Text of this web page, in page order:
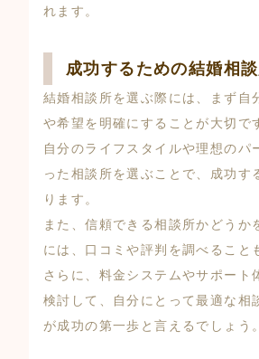
れます。
成功するための結婚相
結婚相談所を選ぶ際には、まず自
や希望を明確にすることが大切で
自分のライフスタイルや理想のパ
った相談所を選ぶことで、成功す
ります。
また、信頼できる相談所かどうか
には、口コミや評判を調べること
さらに、料金システムやサポート
検討して、自分にとって最適な相
が成功の第一歩と言えるでしょう。